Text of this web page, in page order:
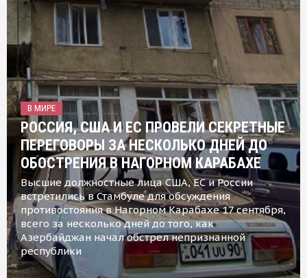
В МИРЕ
РОССИЯ, США И ЕС ПРОВЕЛИ СЕКРЕТНЫЕ
ПЕРЕГОВОРЫ ЗА НЕСКОЛЬКО ДНЕЙ ДО
ОБОСТРЕНИЯ В НАГОРНОМ КАРАБАХЕ
Высшие должностные лица США, ЕС и России
встретились в Стамбуле для обсуждения
противостояния в Нагорном Карабахе 17 сентября,
всего за несколько дней до того, как
Азербайджан начал обстрел непризнанной
республики